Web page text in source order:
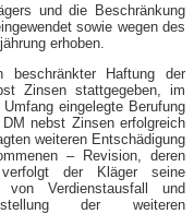
und die Beschränkung
sowie wegen des
erhoben.
Haftung der
Zinsen stattgegeben, im
eingelegte Berufung
nebst Zinsen erfolgreich
weiteren Entschädigung
– Revision, deren
der Kläger seine
Verdienstausfall und
der weiteren